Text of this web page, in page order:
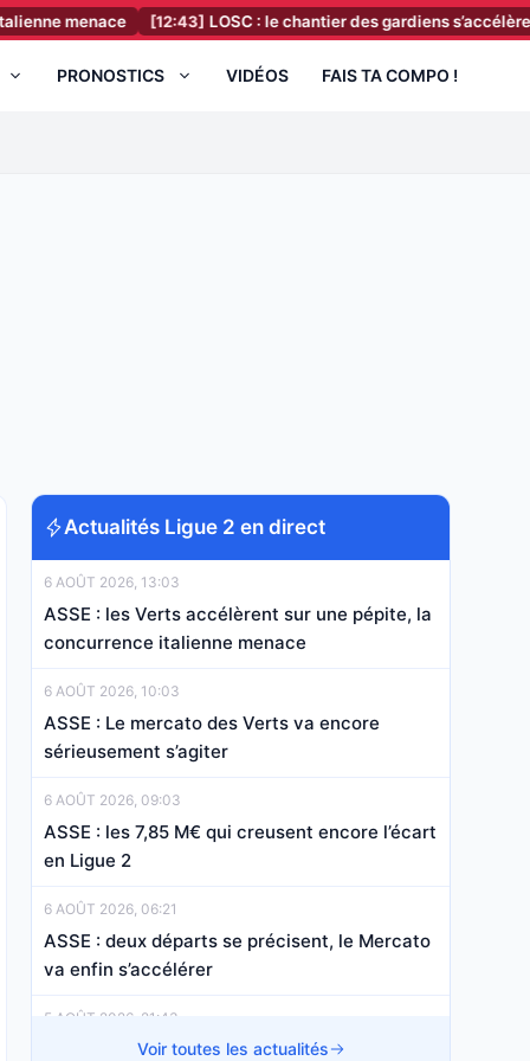
[12:43] LOSC : le chantier des gardiens s’accélère autour
PRONOSTICS VIDÉOS FAIS TA COMPO !
Actualités Ligue 2 en direct
6 AOÛT 2026, 13:03
ASSE : les Verts accélèrent sur une pépite, la
concurrence italienne menace
6 AOÛT 2026, 10:03
ASSE : Le mercato des Verts va encore
sérieusement s’agiter
6 AOÛT 2026, 09:03
ASSE : les 7,85 M€ qui creusent encore l’écart
en Ligue 2
6 AOÛT 2026, 06:21
ASSE : deux départs se précisent, le Mercato
va enfin s’accélérer
5 AOÛT 2026, 21:43
ASSE : Deux départs estivaux reçoivent déjà
Voir toutes les actualités